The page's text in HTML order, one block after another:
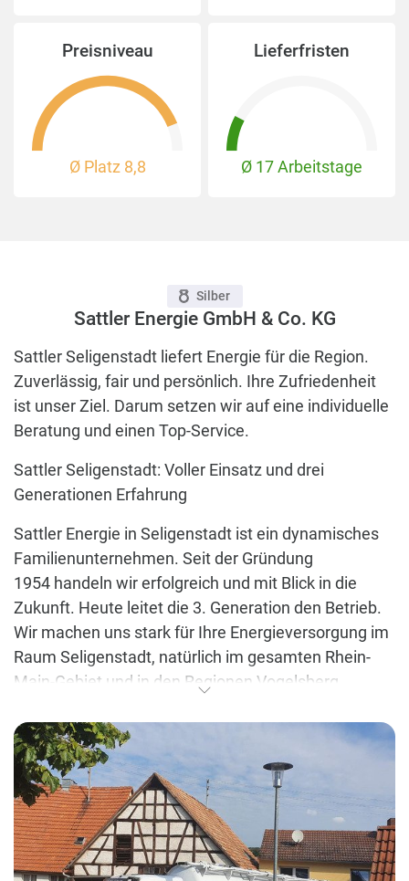
Preisniveau
Ø Platz 8,8
Lieferfristen
Ø 17 Arbeitstage
Silber
Sattler Energie GmbH & Co. KG
Sattler Seligenstadt liefert Energie für die Region.
Zuverlässig, fair und persönlich. Ihre Zufriedenheit
ist unser Ziel. Darum setzen wir auf eine individuelle
Beratung und einen Top-Service.
Sattler Seligenstadt: Voller Einsatz und drei
Generationen Erfahrung
Sattler Energie in Seligenstadt ist ein dynamisches
Familienunternehmen. Seit der Gründung
1954 handeln wir erfolgreich und mit Blick in die
Zukunft. Heute leitet die 3. Generation den Betrieb.
Wir machen uns stark für Ihre Energieversorgung im
Raum Seligenstadt, natürlich im gesamten Rhein-
Main-Gebiet und in den Regionen Vogelsberg,
Wir liefern auch in weiter entfernte Gebiete wie
Rhön, Rheingau, Pfalz, Hunsrück und Westerwald.
Unsere Kunden vertrauen uns seit über 65 Jahren.
Sattler Energie ist Ihr flexibler und innovativer
Partner. Für Privathaushalte, Gewerbe,
Landwirte und Unternehmen. Wir